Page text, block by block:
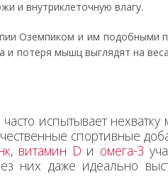
и внутриклеточную влагу.
Оземпиком и им
потеря мышц выглядят на
испытывает
спортивные
, витамин D и омега-3
них даже идеально